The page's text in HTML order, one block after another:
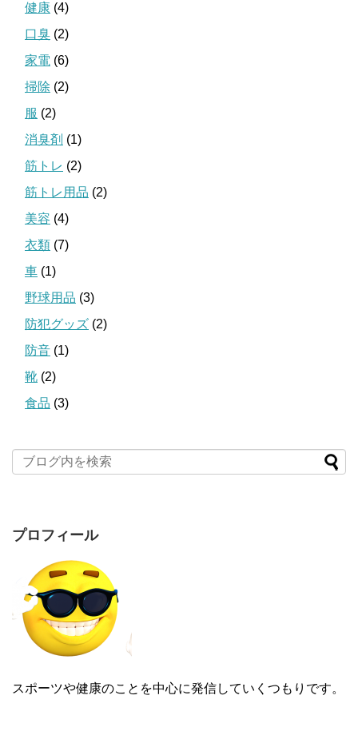
健康 (4)
口臭 (2)
家電 (6)
掃除 (2)
服 (2)
消臭剤 (1)
筋トレ (2)
筋トレ用品 (2)
美容 (4)
衣類 (7)
車 (1)
野球用品 (3)
防犯グッズ (2)
防音 (1)
靴 (2)
食品 (3)
プロフィール
スポーツや健康のことを中心に発信していくつもりです。